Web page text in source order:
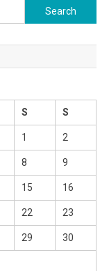
Search
for:
S S
1 2
8 9
15 16
22 23
29 30